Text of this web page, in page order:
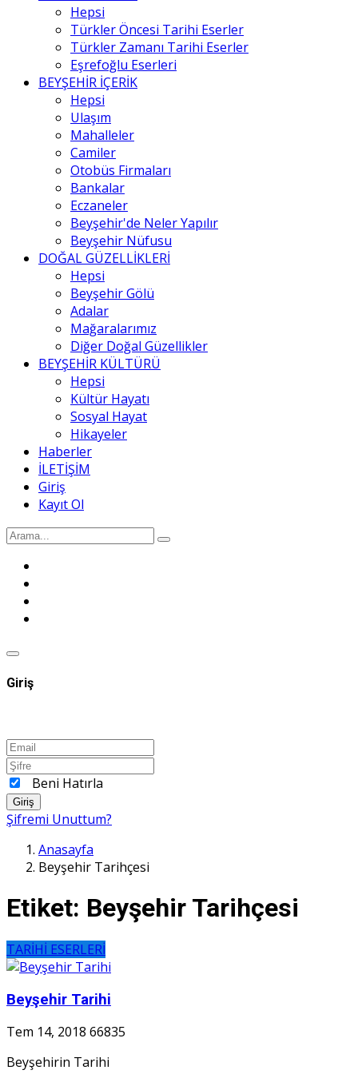
Hepsi
Türkler Öncesi Tarihi Eserler
Türkler Zamanı Tarihi Eserler
Eşrefoğlu Eserleri
BEYŞEHİR İÇERİK
Hepsi
Ulaşım
Mahalleler
Camiler
Otobüs Firmaları
Bankalar
Eczaneler
Beyşehir'de Neler Yapılır
Beyşehir Nüfusu
DOĞAL GÜZELLİKLERİ
Hepsi
Beyşehir Gölü
Adalar
Mağaralarımız
Diğer Doğal Güzellikler
BEYŞEHİR KÜLTÜRÜ
Hepsi
Kültür Hayatı
Sosyal Hayat
Hikayeler
Haberler
İLETİŞİM
Giriş
Kayıt Ol
Giriş
Beni Hatırla
Giriş
Şifremi Unuttum?
Anasayfa
Beyşehir Tarihçesi
Etiket: Beyşehir Tarihçesi
TARİHİ ESERLERİ
Beyşehir Tarihi
Tem 14, 2018 66835
Beyşehirin Tarihi